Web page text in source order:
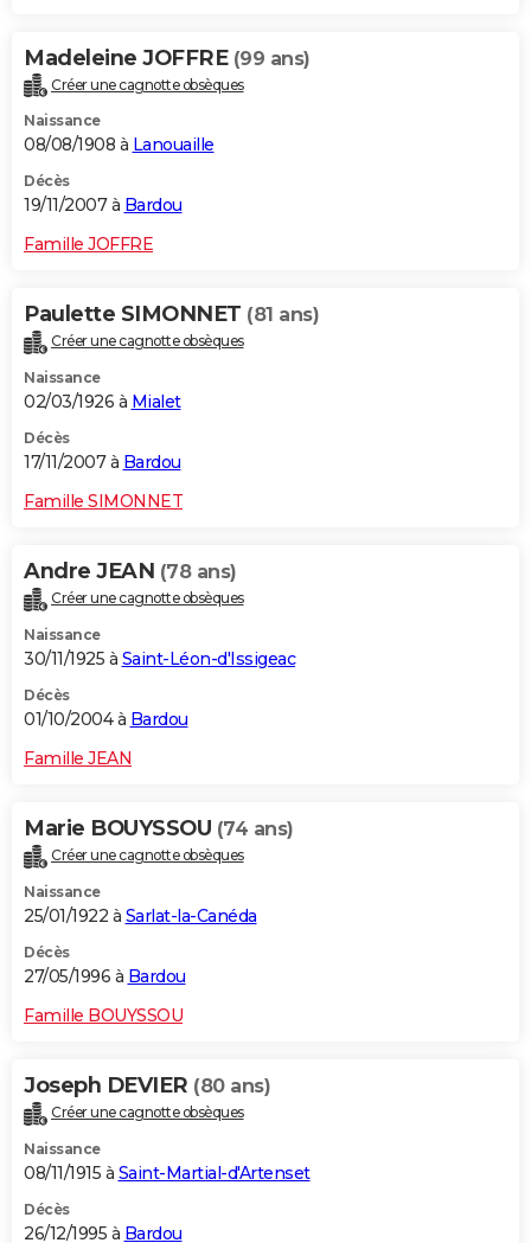
Madeleine JOFFRE (99 ans)
Créer une cagnotte obsèques
Naissance
08/08/1908 à Lanouaille
Décès
19/11/2007 à Bardou
Famille JOFFRE
Paulette SIMONNET (81 ans)
Créer une cagnotte obsèques
Naissance
02/03/1926 à Mialet
Décès
17/11/2007 à Bardou
Famille SIMONNET
Andre JEAN (78 ans)
Créer une cagnotte obsèques
Naissance
30/11/1925 à Saint-Léon-d'Issigeac
Décès
01/10/2004 à Bardou
Famille JEAN
Marie BOUYSSOU (74 ans)
Créer une cagnotte obsèques
Naissance
25/01/1922 à Sarlat-la-Canéda
Décès
27/05/1996 à Bardou
Famille BOUYSSOU
Joseph DEVIER (80 ans)
Créer une cagnotte obsèques
Naissance
08/11/1915 à Saint-Martial-d'Artenset
Décès
26/12/1995 à Bardou